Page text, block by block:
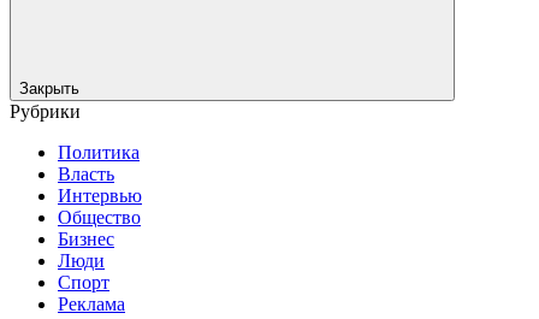
Закрыть
Рубрики
Политика
Власть
Интервью
Общество
Бизнес
Люди
Спорт
Реклама